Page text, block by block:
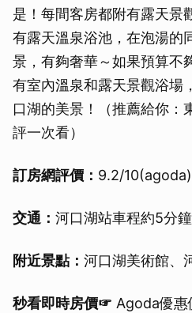
是！每間客房都附有露天景
有露天溫泉浴池，在泡湯的
景，有夠奢華～如果預算不
有室內溫泉和露天景觀浴場
口湖的美景！（推薦給你：
評一次看）
訂房網評價： 9.2/10(agoda)
交通： 河口湖站車程約5分鐘
附近景點： 河口湖美術館、
秒看即時房價☞ Agoda優惠